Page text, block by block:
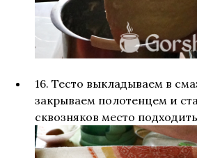
16. Тесто выкладываем в
закрываем полотенцем и
сквозняков место подходить